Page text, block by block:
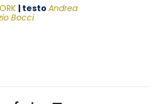
| testo Andrea
Bocci